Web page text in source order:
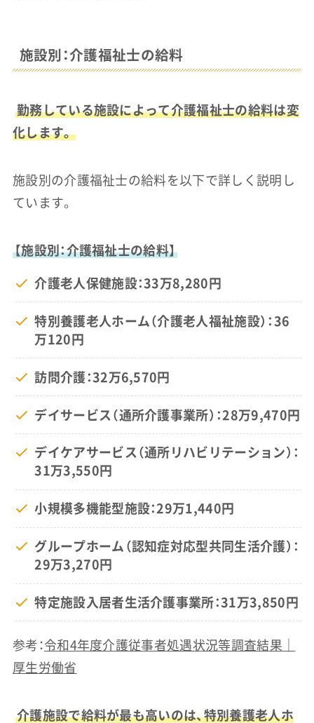
施設別：介護福祉士の給料
勤務している施設によって介護福祉士の給料は変
化します。
施設別の介護福祉士の給料を以下で詳しく説明し
ています。
【施設別：介護福祉士の給料】
介護老人保健施設：33万8,280円
特別養護老人ホーム（介護老人福祉施設）：36
万120円
訪問介護：32万6,570円
デイサービス（通所介護事業所）：28万9,470円
デイケアサービス（通所リハビリテーション）：
31万3,550円
小規模多機能型施設：29万1,440円
グループホーム（認知症対応型共同生活介護）：
29万3,270円
特定施設入居者生活介護事業所：31万3,850円
参考：令和4年度介護従事者処遇状況等調査結果｜
厚生労働省
介護施設で給料が最も高いのは、特別養護老人ホ